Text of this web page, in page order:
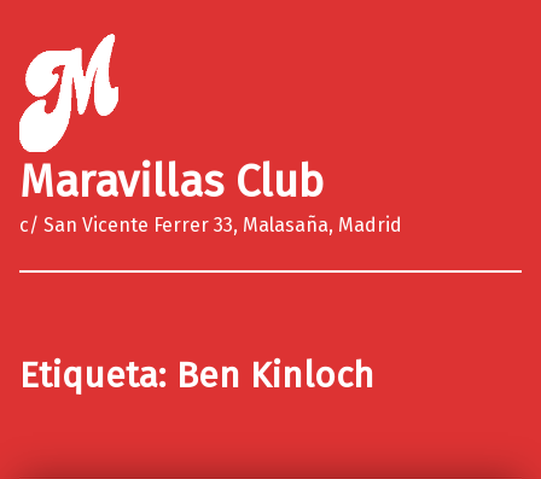
Maravillas Club
c/ San Vicente Ferrer 33, Malasaña, Madrid
Etiqueta: Ben Kinloch